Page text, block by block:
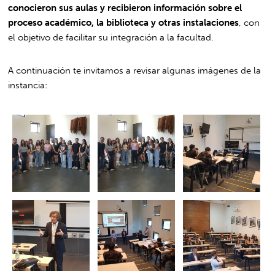
conocieron sus aulas y recibieron información sobre el
proceso académico, la biblioteca y otras instalaciones , con
el objetivo de facilitar su integración a la facultad.
A continuación te invitamos a revisar algunas imágenes de la
instancia: